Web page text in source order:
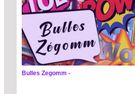
Bulles Zegomm -